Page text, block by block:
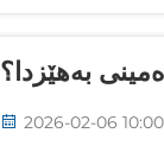
بەهێزدا؟
2026-02-06